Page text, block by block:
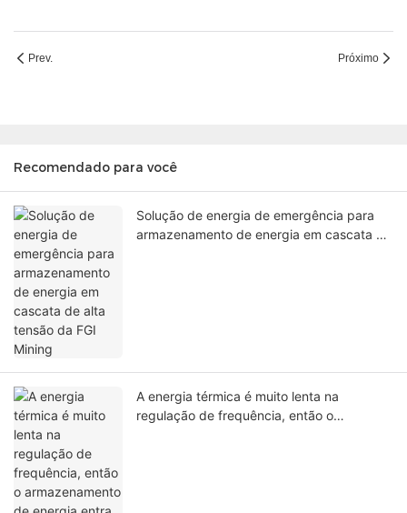
Prev. Próximo
Recomendado para você
Solução de energia de emergência para
armazenamento de energia em cascata de
A energia térmica é muito lenta na
regulação de frequência, então o